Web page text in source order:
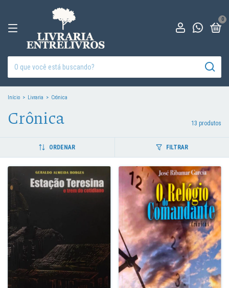
0
Início > Livraria > Crônica
Crônica 13 produtos
ORDENAR FILTRAR